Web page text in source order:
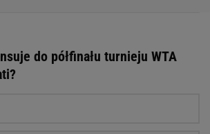
do półfinału turnieju WTA